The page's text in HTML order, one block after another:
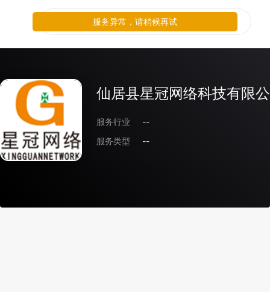
仙居县星冠网络科技有限
服务行业
--
服务类型
--
服务异常，请稍候再试